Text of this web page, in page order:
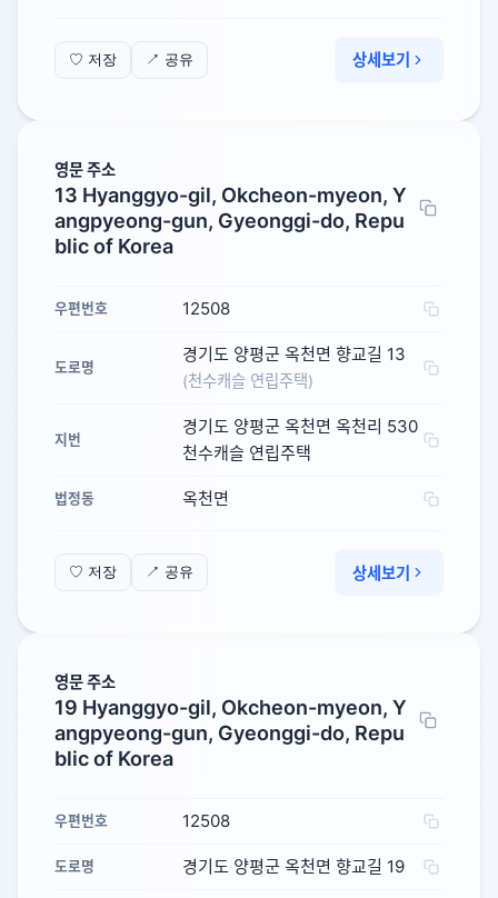
♡ 저장 ↗ 공유 상세보기
영문 주소
13 Hyanggyo-gil, Okcheon-myeon, Y
angpyeong-gun, Gyeonggi-do, Repu
blic of Korea
우편번호 12508
도로명
경기도 양평군 옥천면 향교길 13
(천수캐슬 연립주택)
지번
경기도 양평군 옥천면 옥천리 530
천수캐슬 연립주택
법정동 옥천면
♡ 저장 ↗ 공유 상세보기
영문 주소
19 Hyanggyo-gil, Okcheon-myeon, Y
angpyeong-gun, Gyeonggi-do, Repu
blic of Korea
우편번호 12508
도로명 경기도 양평군 옥천면 향교길 19